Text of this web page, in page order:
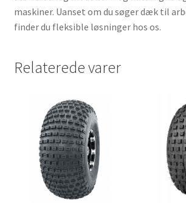
maskiner. Uanset om du søger dæk til
finder du fleksible løsninger hos os.
Relaterede varer